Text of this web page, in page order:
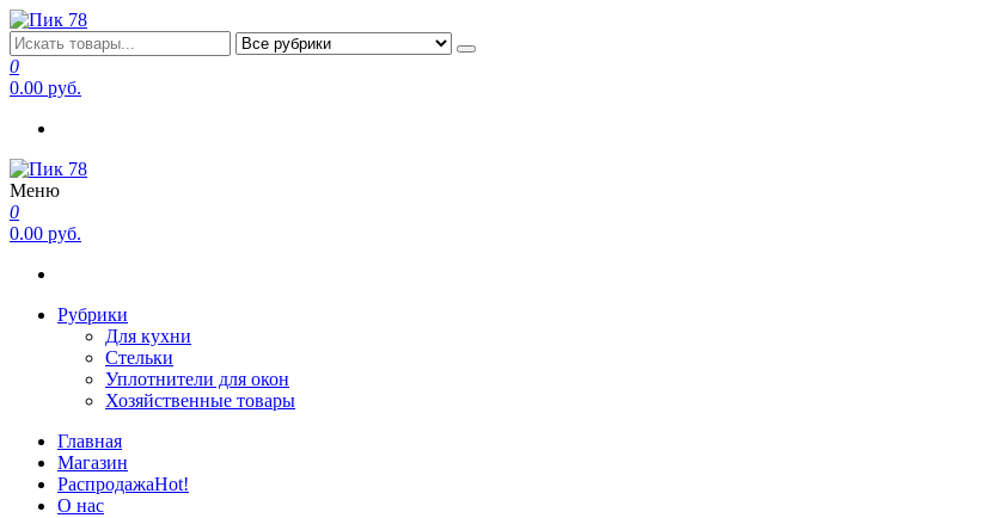
Перейти
к
содержимому
Пик 78
Производитель в Санкт-Петербурге
0
0.00 руб.
Пик 78
Производитель в Санкт-Петербурге
Меню
0
0.00 руб.
Рубрики
Для кухни
Стельки
Уплотнители для окон
Хозяйственные товары
Главная
Магазин
РаспродажаHot!
О нас